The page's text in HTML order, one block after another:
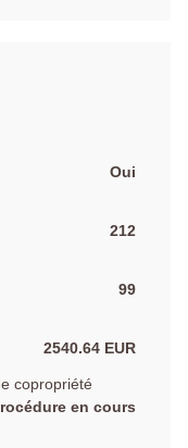
Oui
212
99
2540.64 EUR
copropriété
en cours